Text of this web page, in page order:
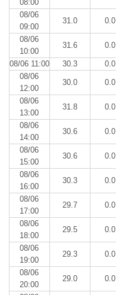
08:00
08/06
09:00
31.0 0.0
08/06
10:00
31.6 0.0
08/06 11:00 30.3 0.0
08/06
12:00
30.0 0.0
08/06
13:00
31.8 0.0
08/06
14:00
30.6 0.0
08/06
15:00
30.6 0.0
08/06
16:00
30.3 0.0
08/06
17:00
29.7 0.0
08/06
18:00
29.5 0.0
08/06
19:00
29.3 0.0
08/06
20:00
29.0 0.0